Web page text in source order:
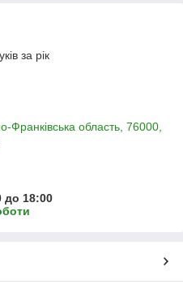
за рік
Франківська область, 76000,
до 18:00